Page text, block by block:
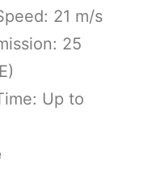
21 m/s
25
Up to